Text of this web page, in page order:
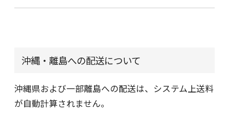
沖縄・離島への配送について
沖縄県および一部離島への配送は、システム上送料
が自動計算されません。